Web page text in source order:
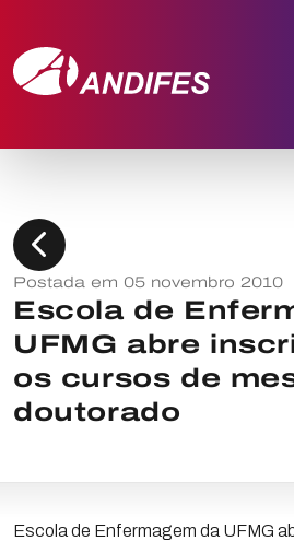
chevron_left
Postada em 05 novembro 2010
Escola de
UFMG abre
os cursos de
doutorado
Escola de Enfermagem da UFMG